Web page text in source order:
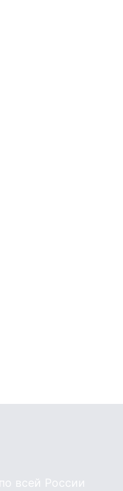
всей России